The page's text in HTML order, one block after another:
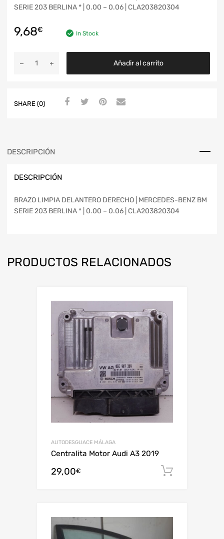
SERIE 203 BERLINA * | 0.00 – 0.06 | CLA203820304
9,68€ In Stock
Añadir al carrito
SHARE (0)
DESCRIPCIÓN
DESCRIPCIÓN
BRAZO LIMPIA DELANTERO DERECHO | MERCEDES-BENZ BM
SERIE 203 BERLINA * | 0.00 – 0.06 | CLA203820304
PRODUCTOS RELACIONADOS
AUTODESGUACE MÁLAGA
Centralita Motor Audi A3 2019
29,00€